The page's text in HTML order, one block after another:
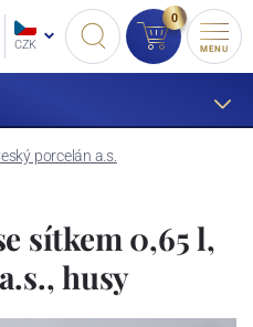
CZK
0
MENU
porcelán a.s.
sítkem 0,65 l,
husy